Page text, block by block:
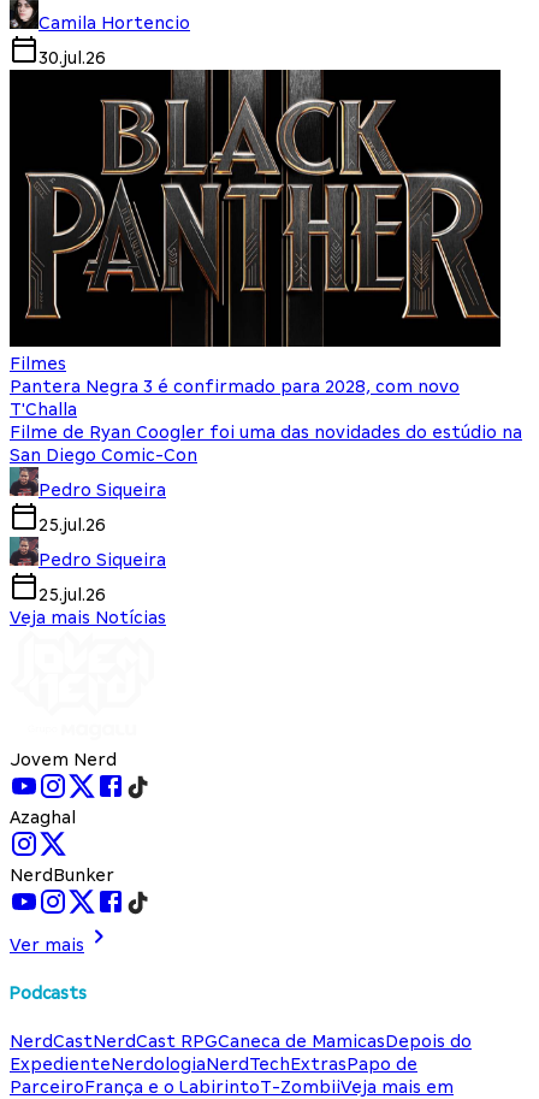
Camila Hortencio
30.jul.26
Filmes
Pantera Negra 3 é confirmado para 2028, com novo
T'Challa
Filme de Ryan Coogler foi uma das novidades do estúdio na
San Diego Comic-Con
Pedro Siqueira
25.jul.26
Pedro Siqueira
25.jul.26
Veja mais Notícias
Jovem Nerd
Azaghal
NerdBunker
Ver mais
Podcasts
NerdCastNerdCast RPGCaneca de MamicasDepois do
ExpedienteNerdologiaNerdTechExtrasPapo de
ParceiroFrança e o LabirintoT-ZombiiVeja mais em